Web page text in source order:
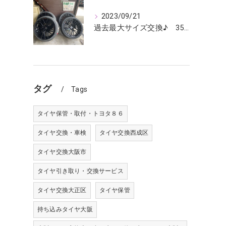
2023/09/21
過去最大サイズ交換♪ 355/25R24インチ ランボ ウルス
タグ Tags
タイヤ保管・取付・トヨタ８６
タイヤ交換・車検 タイヤ交換西成区
タイヤ交換大阪市
タイヤ引き取り・交換サービス
タイヤ交換大正区 タイヤ保管
持ち込みタイヤ大阪